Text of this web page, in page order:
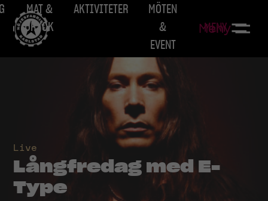
MAT &
DRYCK
AKTIVITETER
MÖTEN
&
EVENT
MENY
Meny
Live
Långfredag med E-
Type